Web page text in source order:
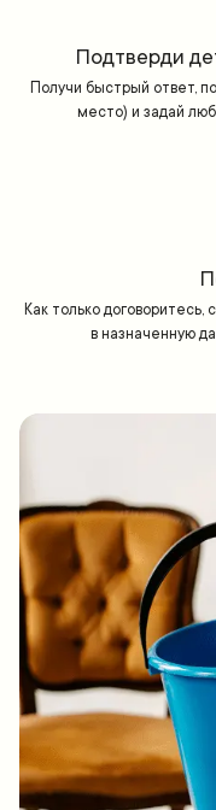
Подтверди
Получи быстрый ответ,
место) и задай
Как только
в назначенную